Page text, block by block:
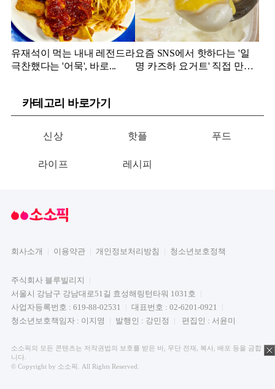
유재석이 먹는 내내 레전드라
극찬했다는 '어묵', 바로...
요즘 SNS에서 핫하다는 '일
명 카즈하 요거트' 직접 만들
카테고리 바로가기
신상 핫플 푸드
라이프 레시피
회사소개 이용약관 개인정보처리방침 청소년보호정책
주식회사 블루빌리지
서울시 강남구 강남대로51길 효성해링턴타워 1031호
사업자등록번호 : 619-88-02531
대표번호 : 02-6201-0921
청소년보호책임자 : 이지영
발행인 : 강민정 편집인 : 서윤미
소소픽의 모든 콘텐츠는 저작권법의 보호를 받은 바, 무단 전재, 복사, 배포 등을 금합
니다.
© Copyright by 소소픽. All Rights Reserved.